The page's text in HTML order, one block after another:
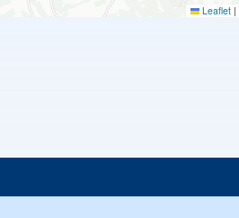
Leaflet |